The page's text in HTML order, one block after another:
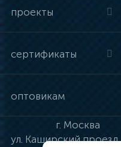
проекты
сертификаты
оптовикам
г. Москва
ул. Каширский проезд,